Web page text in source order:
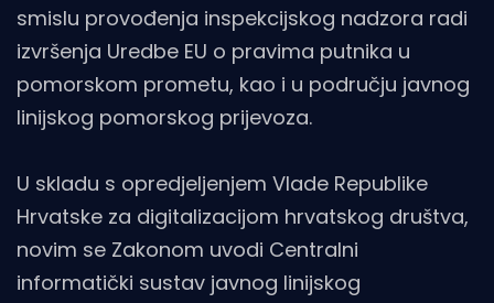
smislu provođenja inspekcijskog nadzora radi
izvršenja Uredbe EU o pravima putnika u
pomorskom prometu, kao i u području javnog
linijskog pomorskog prijevoza.
U skladu s opredjeljenjem Vlade Republike
Hrvatske za digitalizacijom hrvatskog društva,
novim se Zakonom uvodi Centralni
informatički sustav javnog linijskog